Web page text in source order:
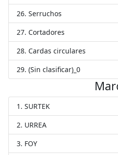
Serruchos
Cortadores
Cardas circulares
(Sin clasificar)_0
SURTEK
URREA
FOY